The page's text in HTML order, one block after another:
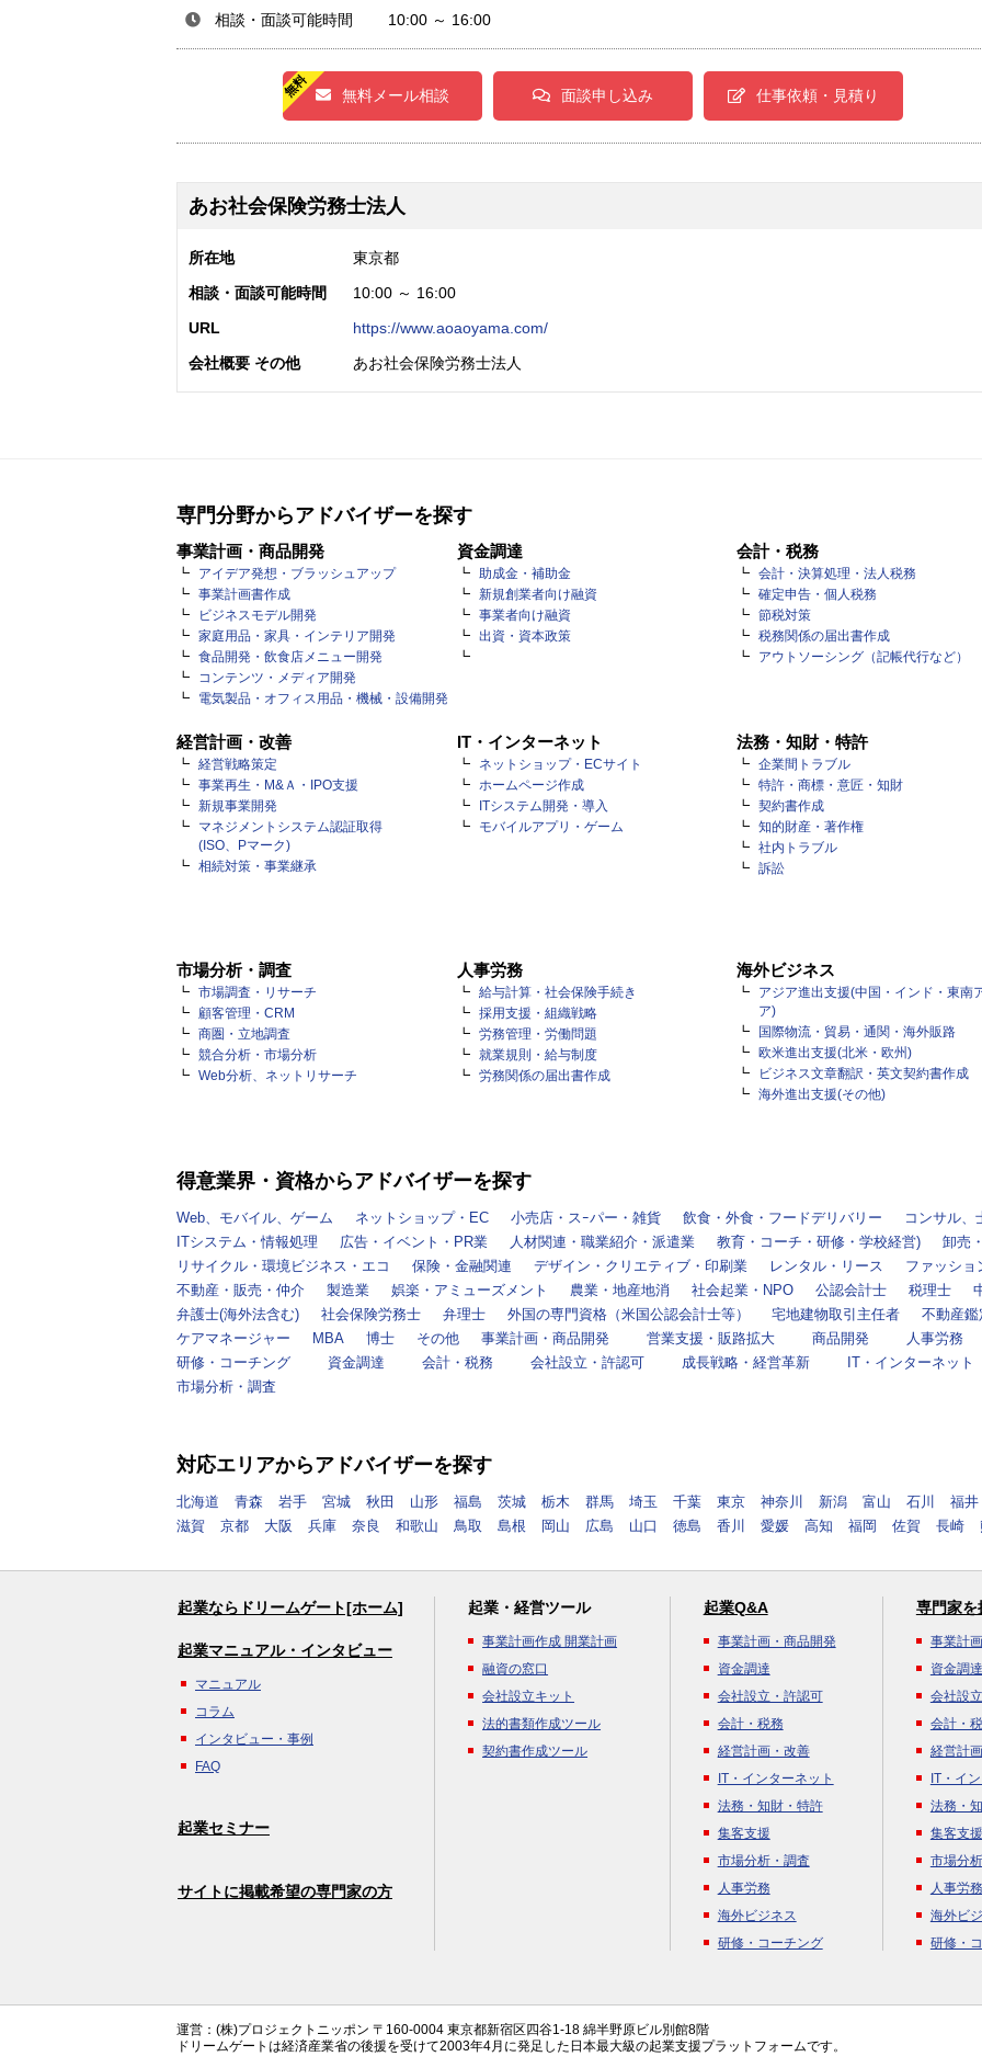
相談・面談可能時間 10:00 ～ 16:00
無料メール相談 面談申し込み 仕事依頼・見積り
あお社会保険労務士法人
所在地
東京都
相談・面談可能時間
10:00 ～ 16:00
URL
https://www.aoaoyama.com/
会社概要 その他
あお社会保険労務士法人
専門分野からアドバイザーを探す
事業計画・商品開発
アイデア発想・ブラッシュアップ
事業計画書作成
ビジネスモデル開発
家庭用品・家具・インテリア開発
食品開発・飲食店メニュー開発
コンテンツ・メディア開発
電気製品・オフィス用品・機械・設備開発
資金調達
助成金・補助金
新規創業者向け融資
事業者向け融資
出資・資本政策
会計・税務
会計・決算処理・法人税務
確定申告・個人税務
節税対策
税務関係の届出書作成
アウトソーシング（記帳代行など）
経営計画・改善
経営戦略策定
事業再生・M&Ａ・IPO支援
新規事業開発
マネジメントシステム認証取得
(ISO、Pマーク)
相続対策・事業継承
IT・インターネット
ネットショップ・ECサイト
ホームページ作成
ITシステム開発・導入
モバイルアプリ・ゲーム
法務・知財・特許
企業間トラブル
特許・商標・意匠・知財
契約書作成
知的財産・著作権
社内トラブル
訴訟
市場分析・調査
市場調査・リサーチ
顧客管理・CRM
商圏・立地調査
競合分析・市場分析
Web分析、ネットリサーチ
人事労務
給与計算・社会保険手続き
採用支援・組織戦略
労務管理・労働問題
就業規則・給与制度
労務関係の届出書作成
海外ビジネス
アジア進出支援(中国・インド・東南
ア)
国際物流・貿易・通関・海外販路
欧米進出支援(北米・欧州)
ビジネス文章翻訳・英文契約書作成
海外進出支援(その他)
得意業界・資格からアドバイザーを探す
Web、モバイル、ゲーム ネットショップ・EC 小売店・スｰパー・雑貨 飲食・外食・フードデリバリー
コンサル、
ITシステム・情報処理
広告・イベント・PR業 人材関連・職業紹介・派遣業 教育・コーチ・研修・学校経営)
卸売
リサイクル・環境ビジネス・エコ
保険・金融関連 デザイン・クリエティブ・印刷業 レンタル・リース
ファッショ
不動産・販売・仲介
製造業 娯楽・アミューズメント 農業・地産地消 社会起業・NPO 公認会計士 税理士
弁護士(海外法含む)
社会保険労務士 弁理士 外国の専門資格（米国公認会計士等） 宅地建物取引主任者
不動産鑑
ケアマネージャー
MBA 博士 その他 事業計画・商品開発 営業支援・販路拡大 商品開発
人事労務
研修・コーチング
資金調達 会計・税務 会社設立・許認可 成長戦略・経営革新
IT・インターネット
市場分析・調査
対応エリアからアドバイザーを探す
北海道 青森 岩手 宮城 秋田 山形 福島 茨城 栃木 群馬 埼玉 千葉 東京 神奈川 新潟 富山 石川
福井
滋賀
京都 大阪 兵庫 奈良 和歌山 鳥取 島根 岡山 広島 山口 徳島 香川 愛媛 高知 福岡 佐賀 長崎
起業ならドリームゲート[ホーム]
起業マニュアル・インタビュー
マニュアル
コラム
インタビュー・事例
FAQ
起業セミナー
サイトに掲載希望の専門家の方
起業・経営ツール
事業計画作成 開業計画
融資の窓口
会社設立キット
法的書類作成ツール
契約書作成ツール
起業Q&A
事業計画・商品開発
資金調達
会社設立・許認可
会計・税務
経営計画・改善
IT・インターネット
法務・知財・特許
集客支援
市場分析・調査
人事労務
海外ビジネス
研修・コーチング
専門家を
事業計
資金調達
会社設
会計・
経営計
IT・イ
法務・
集客支援
市場分
人事労務
海外ビ
研修・
運営：(株)プロジェクトニッポン 〒160-0004 東京都新宿区四谷1-18 綿半野原ビル別館8階
ドリームゲートは経済産業省の後援を受けて2003年4月に発足した日本最大級の起業支援プラットフォームです。